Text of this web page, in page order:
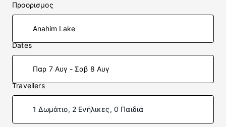
Προορισμος
Dates
Παρ 7 Αυγ - Σαβ 8 Αυγ
Travellers
1 Δωμάτιο, 2 Ενήλικες, 0 Παιδιά